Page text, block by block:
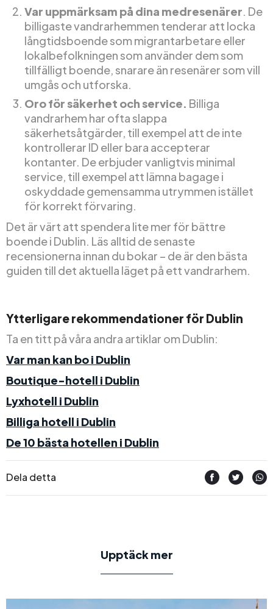
Var uppmärksam på dina medresenärer . De
billigaste vandrarhemmen tenderar att locka
långtidsboende som migrantarbetare eller
lokalbefolkningen som använder dem som
tillfälligt boende, snarare än resenärer som vill
umgås och utforska.
Oro för säkerhet och service. Billiga
vandrarhem har ofta slappa
säkerhetsåtgärder, till exempel att de inte
kontrollerar ID eller bara accepterar
kontanter. De erbjuder vanligtvis minimal
service, till exempel att lämna bagage i
oskyddade gemensamma utrymmen istället
för korrekt förvaring.
Det är värt att spendera lite mer för bättre
boende i Dublin. Läs alltid de senaste
recensionerna innan du bokar – de är den bästa
guiden till det aktuella läget på ett vandrarhem.
Ytterligare rekommendationer för Dublin
Ta en titt på våra andra artiklar om Dublin:
Var man kan bo i Dublin
Boutique-hotell i Dublin
Lyxhotell i Dublin
Billiga hotell i Dublin
De 10 bästa hotellen i Dublin
Dela detta
Upptäck mer